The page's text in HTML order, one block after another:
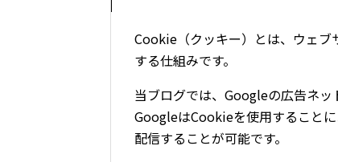
Cookie（クッキー）とは、ウェブ
する仕組みです。
当ブログでは、Googleの広告ネッ
GoogleはCookieを使用すること
配信することが可能です。